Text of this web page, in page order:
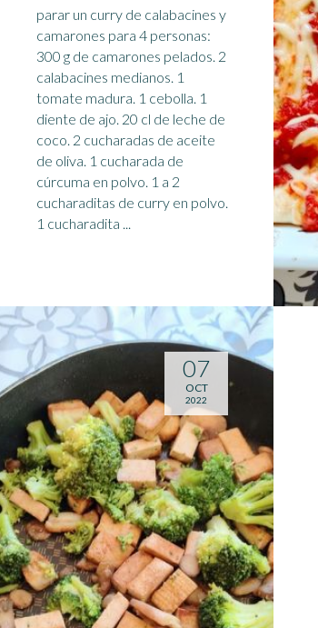
parar un curry de calabacines y
camarones para 4 personas:
300 g de camarones pelados. 2
calabacines medianos. 1
tomate madura. 1 cebolla. 1
diente de ajo. 20 cl de leche de
coco. 2 cucharadas de aceite
de oliva. 1 cucharada de
cúrcuma en polvo. 1 a 2
cucharaditas de curry en polvo.
1 cucharadita ...
07
OCT
2022